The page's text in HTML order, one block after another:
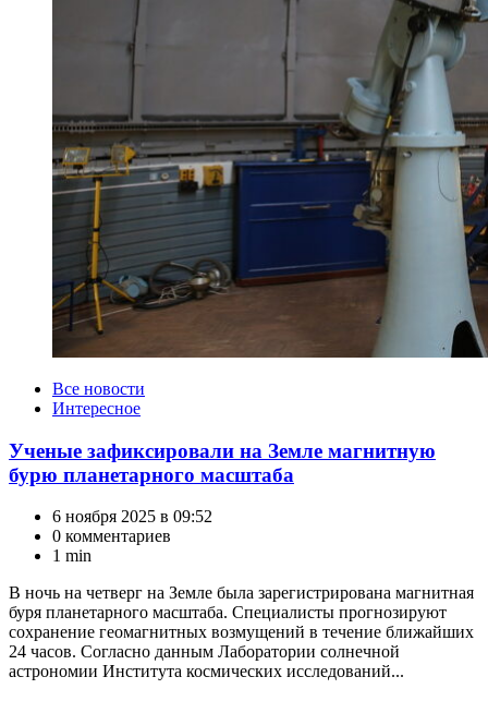
КатегорииВсе новости
Интересное
Ученые зафиксировали на Земле магнитную
бурю планетарного масштаба
6 ноября 2025 в 09:52
0 комментариев
1 min
В ночь на четверг на Земле была зарегистрирована магнитная
буря планетарного масштаба. Специалисты прогнозируют
сохранение геомагнитных возмущений в течение ближайших
24 часов. Согласно данным Лаборатории солнечной
астрономии Института космических исследований...